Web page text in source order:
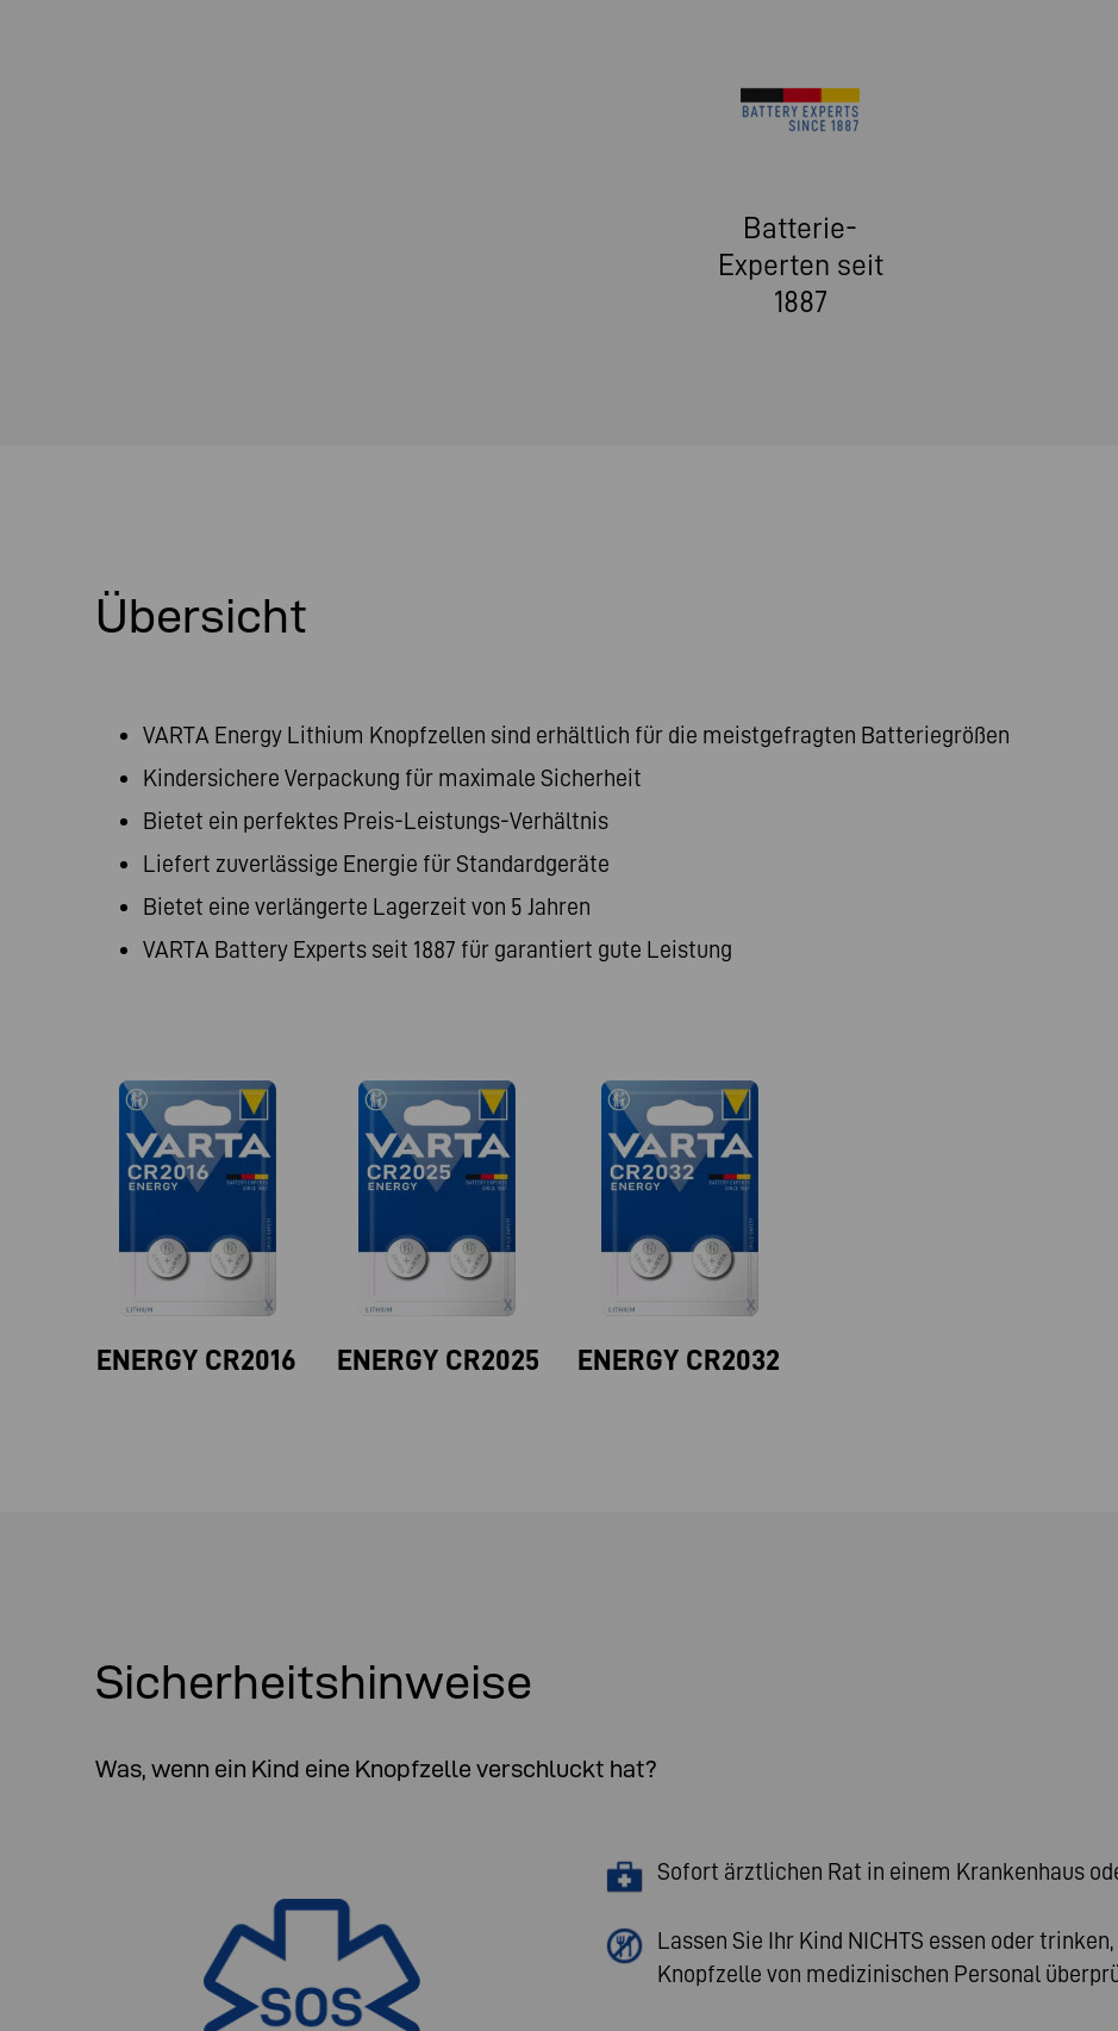
Batterie-
Experten seit
1887
Übersicht
VARTA Energy Lithium Knopfzellen sind erhältlich für die meistgefragten Batteriegrößen
Kindersichere Verpackung für maximale Sicherheit
Bietet ein perfektes Preis-Leistungs-Verhältnis
Liefert zuverlässige Energie für Standardgeräte
Bietet eine verlängerte Lagerzeit von 5 Jahren
VARTA Battery Experts seit 1887 für garantiert gute Leistung
ENERGY CR2016 ENERGY CR2025 ENERGY CR2032
Sicherheitshinweise
Was, wenn ein Kind eine Knopfzelle verschluckt hat?
Sofort ärztlichen Rat in einem Krankenhaus
Lassen Sie Ihr Kind NICHTS essen oder
Knopfzelle von medizinischen Personal